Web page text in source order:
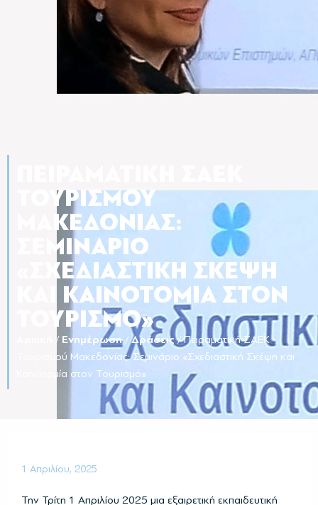
ΤΟΥΡΙΣΜΟΎ
ΜΑΚΕΔΟΝΊΑΣ:
ΣΕΜΙΝΆΡΙΟ
«ΣΧΕΔΙΑΣΤΙΚΉ ΣΚΈΨΗ
ΚΑΙ ΚΑΙΝΟΤΟΜΊΑ ΣΤΟΝ
ΤΟΥΡΙΣΜΌ»
/ Ενημέρωση/Δράσεις/Πειραματική ΣΑΕΚ
Τουρισμού Μακεδονίας: Σεμινάριο «Σχεδιαστική Σκέψη και
Καινοτομία στον Τουρισμό»
1 Απριλίου, 2025
Την Τρίτη 1 Απριλίου 2025 μια εξαιρετική εκπαιδευτική